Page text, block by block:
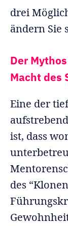
drei
ändern Sie
Der
Macht des
Eine der
ist, dass
des